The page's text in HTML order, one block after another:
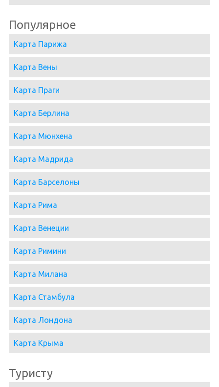
Популярное
Карта Парижа
Карта Вены
Карта Праги
Карта Берлина
Карта Мюнхена
Карта Мадрида
Карта Барселоны
Карта Рима
Карта Венеции
Карта Римини
Карта Милана
Карта Стамбула
Карта Лондона
Карта Крыма
Туристу